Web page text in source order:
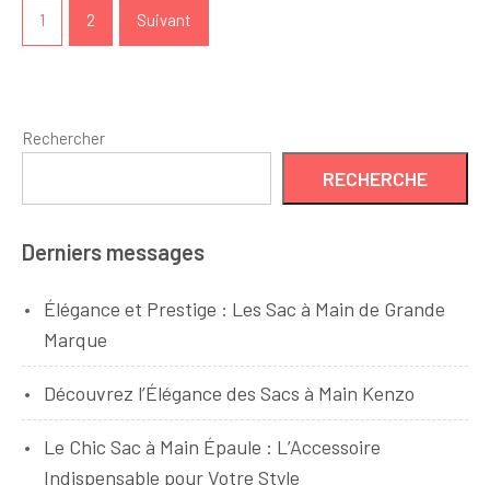
des
articles
1 2 Suivant
Rechercher
RECHERCHE
Derniers messages
Élégance et Prestige : Les Sac à Main de Grande
Marque
Découvrez l’Élégance des Sacs à Main Kenzo
Le Chic Sac à Main Épaule : L’Accessoire
Indispensable pour Votre Style